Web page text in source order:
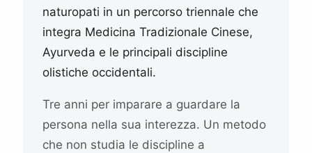
naturopati in un percorso triennale che
integra Medicina Tradizionale Cinese,
Ayurveda e le principali discipline
olistiche occidentali.
Tre anni per imparare a guardare la
persona nella sua interezza. Un metodo
che non studia le discipline a